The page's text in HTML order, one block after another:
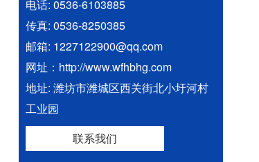
电话: 0536-6103885
传真: 0536-8250385
邮箱: 1227122900@qq.com
网址：http://www.wfhbhg.com
地址: 潍坊市潍城区西关街北小圩河村
工业园
联系我们